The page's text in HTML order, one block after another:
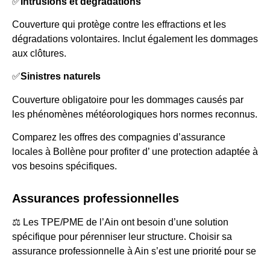
Couverture qui protège contre les effractions et les
dégradations volontaires. Inclut également les dommages
aux clôtures.
✅Sinistres naturels
Couverture obligatoire pour les dommages causés par
les phénomènes météorologiques hors normes reconnus.
Comparez les offres des compagnies d’assurance
locales à Bollène pour profiter d’ une protection adaptée à
vos besoins spécifiques.
Assurances professionnelles
⚖️ Les TPE/PME de l’Ain ont besoin d’une solution
spécifique pour pérenniser leur structure. Choisir sa
assurance professionnelle à Ain s’est une priorité pour se